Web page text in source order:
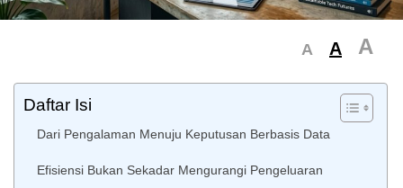
A A A
Daftar Isi
Dari Pengalaman Menuju Keputusan Berbasis Data
Efisiensi Bukan Sekadar Mengurangi Pengeluaran